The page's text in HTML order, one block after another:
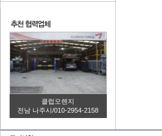
클럽오렌지
전남 나주시/010-2954-2158